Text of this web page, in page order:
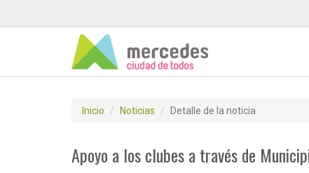
Inicio Noticias Detalle de la noticia
Apoyo a los clubes a través de